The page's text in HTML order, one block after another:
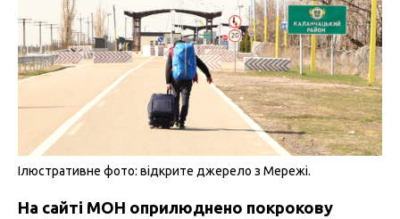
Ілюстративне фото: відкрите джерело з Мережі.
На сайті МОН оприлюднено покрокову